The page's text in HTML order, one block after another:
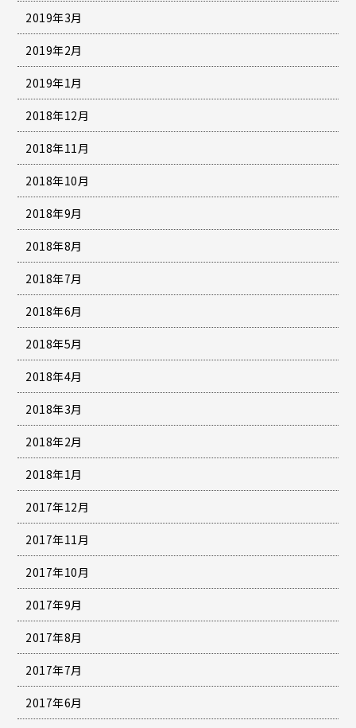
2019年3月
2019年2月
2019年1月
2018年12月
2018年11月
2018年10月
2018年9月
2018年8月
2018年7月
2018年6月
2018年5月
2018年4月
2018年3月
2018年2月
2018年1月
2017年12月
2017年11月
2017年10月
2017年9月
2017年8月
2017年7月
2017年6月